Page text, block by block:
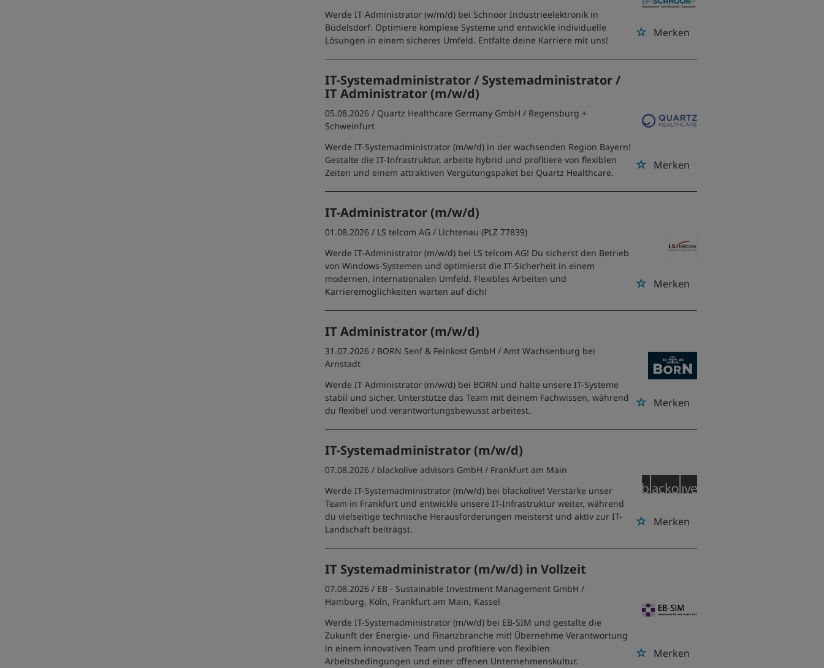
Merken
Werde IT Administrator (w/m/d) bei Schnoor Industrieelektronik in
Büdelsdorf. Optimiere komplexe Systeme und entwickle individuelle
Lösungen in einem sicheres Umfeld. Entfalte deine Karriere mit uns!
IT-Systemadministrator / Systemadministrator /
IT Administrator (m/w/d)
Merken
05.08.2026 / Quartz Healthcare Germany GmbH / Regensburg +
Schweinfurt
Werde IT-Systemadministrator (m/w/d) in der wachsenden Region Bayern!
Gestalte die IT-Infrastruktur, arbeite hybrid und profitiere von flexiblen
Zeiten und einem attraktiven Vergütungspaket bei Quartz Healthcare.
IT-Administrator (m/w/d)
Merken
01.08.2026 / LS telcom AG / Lichtenau (PLZ 77839)
Werde IT-Administrator (m/w/d) bei LS telcom AG! Du sicherst den Betrieb
von Windows-Systemen und optimierst die IT-Sicherheit in einem
modernen, internationalen Umfeld. Flexibles Arbeiten und
Karrieremöglichkeiten warten auf dich!
IT Administrator (m/w/d)
Merken
31.07.2026 / BORN Senf & Feinkost GmbH / Amt Wachsenburg bei
Arnstadt
Werde IT Administrator (m/w/d) bei BORN und halte unsere IT-Systeme
stabil und sicher. Unterstütze das Team mit deinem Fachwissen, während
du flexibel und verantwortungsbewusst arbeitest.
IT-Systemadministrator (m/w/d)
Merken
07.08.2026 / blackolive advisors GmbH / Frankfurt am Main
Werde IT-Systemadministrator (m/w/d) bei blackolive! Verstärke unser
Team in Frankfurt und entwickle unsere IT-Infrastruktur weiter, während
du vielseitige technische Herausforderungen meisterst und aktiv zur IT-
Landschaft beiträgst.
IT Systemadministrator (m/w/d) in Vollzeit
Merken
07.08.2026 / EB - Sustainable Investment Management GmbH /
Hamburg, Köln, Frankfurt am Main, Kassel
Werde IT-Systemadministrator (m/w/d) bei EB-SIM und gestalte die
Zukunft der Energie- und Finanzbranche mit! Übernehme Verantwortung
in einem innovativen Team und profitiere von flexiblen
Arbeitsbedingungen und einer offenen Unternehmenskultur.